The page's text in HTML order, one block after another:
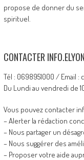
propose de donner du
spirituel.
CONTACTER
Tél : 0698951000 / Email
Du Lundi au vendredi de
Vous pouvez contacter
– Alerter la rédaction
– Nous partager un
– Nous suggérer des
– Proposer votre aide